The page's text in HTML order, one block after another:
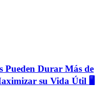
Pueden Durar Más de
su Vida Útil 🖥️